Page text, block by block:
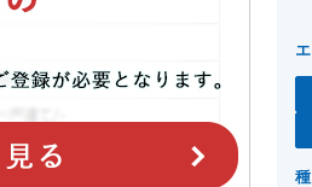
エ
種